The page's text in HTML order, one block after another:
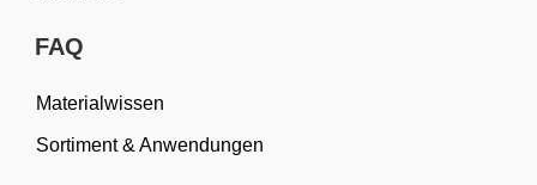
FAQ
Materialwissen
Sortiment & Anwendungen